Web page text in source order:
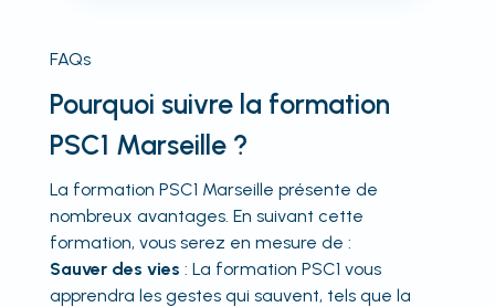
FAQs
Pourquoi suivre la formation
PSC1 Marseille ?
La formation PSC1 Marseille présente de
nombreux avantages. En suivant cette
formation, vous serez en mesure de :
Sauver des vies : La formation PSC1 vous
apprendra les gestes qui sauvent, tels que la